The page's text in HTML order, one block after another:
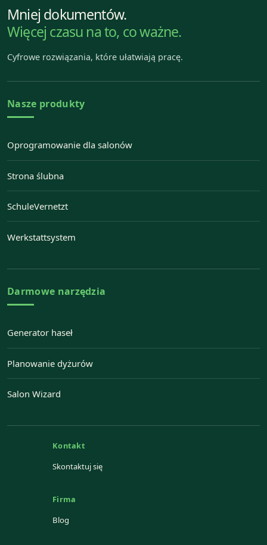
Mniej dokumentów.
Więcej czasu na to, co ważne.
Cyfrowe rozwiązania, które ułatwiają pracę.
Nasze produkty
Oprogramowanie dla salonów
Strona ślubna
— Otwiera Strona ślubna w nowej karcie
SchuleVernetzt
— Otwiera SchuleVernetzt w nowej karcie
Werkstattsystem
— Otwiera Werkstattsystem w nowej karcie
Darmowe narzędzia
Generator haseł
Planowanie dyżurów
Salon Wizard
Kontakt
Skontaktuj się
Firma
Blog